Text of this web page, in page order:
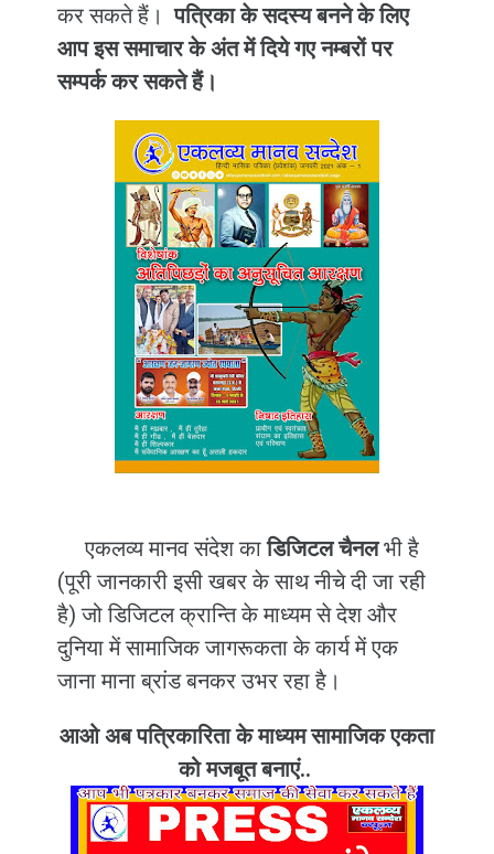
कर सकते हैं।पत्रिका के सदस्य बनने के लिए
आप इस समाचार के अंत में दिये गए नम्बरों पर
सम्पर्क कर सकते हैं।
एकलव्य मानव संदेश काडिजिटल चैनलभी है
(पूरी जानकारी इसी खबर के साथ नीचे दी जा रही
है) जो डिजिटल क्रान्ति के माध्यम से देश और
दुनिया में सामाजिक जागरूकता के कार्य में एक
जाना माना ब्रांड बनकर उभर रहा है।
आओ अब पत्रिकारिता के माध्यम सामाजिक एकता
को मजबूत बनाएं..